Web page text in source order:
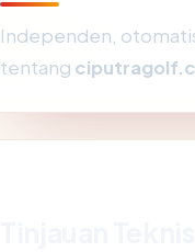
Independen,
tentang